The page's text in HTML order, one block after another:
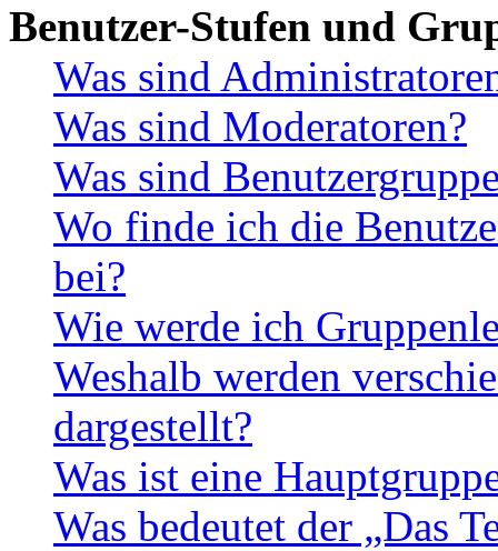
Benutzer-Stufen und
Was sind
Was sind Moderatoren?
Was sind
Wo finde ich die
bei?
Wie werde ich
Weshalb werden
dargestellt?
Was ist eine
Was bedeutet der „Das